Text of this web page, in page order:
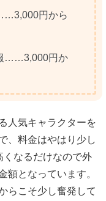
円から
……3,000円か
人気キャラクターを
、料金はやはり少し
なるだけなので外
額となっています。
らこそ少し奮発して